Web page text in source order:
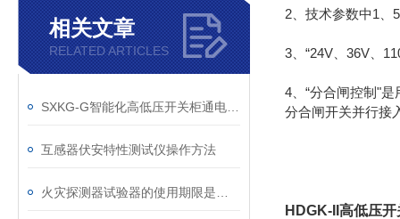
相关文章
RELATED ARTICLES
互感器伏安特性测试仪操作方法
2、技术参数中1、
3、“24V、36V、
4、“分合闸控制"
分合闸开关并行接
HDGK-II高低压